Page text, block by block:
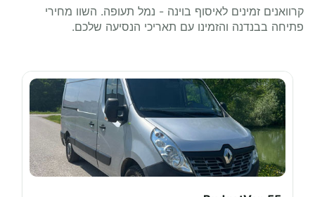
קרוואנים זמינים לאיסוף בוינה - נמל תעופה. השוו מחירי
פתיחה בבנדנה והזמינו עם תאריכי הנסיעה שלכם.